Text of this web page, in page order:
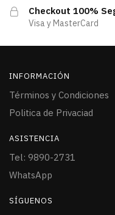
Checkout 100%
Visa y MasterCard
INFORMACIÓN
Términos y Condiciones
Politica de Privaciad
ASISTENCIA
Tel: 9890-2731
WhatsApp
SÍGUENOS